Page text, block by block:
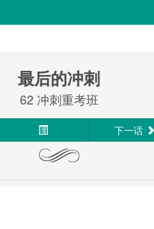
最后的冲刺
62 冲刺重考班
下一话